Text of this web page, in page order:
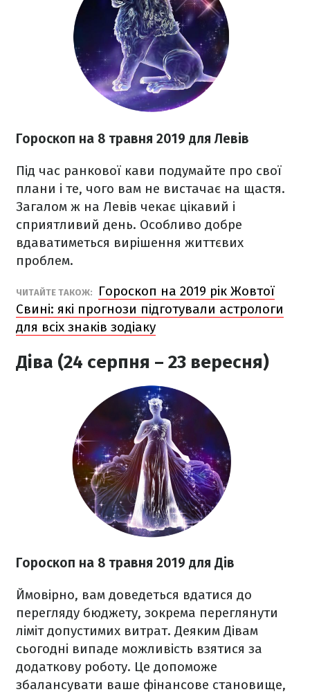
Гороскоп на 8 травня 2019 для Левів
Під час ранкової кави подумайте про свої
плани і те, чого вам не вистачає на щастя.
Загалом ж на Левів чекає цікавий і
сприятливий день. Особливо добре
вдаватиметься вирішення життєвих
проблем.
ЧИТАЙТЕ ТАКОЖ:
Гороскоп на 2019 рік Жовтої
Свині: які прогнози підготували астрологи
для всіх знаків зодіаку
Діва (24 серпня – 23 вересня)
Гороскоп на 8 травня 2019 для Дів
Ймовірно, вам доведеться вдатися до
перегляду бюджету, зокрема переглянути
ліміт допустимих витрат. Деяким Дівам
сьогодні випаде можливість взятися за
додаткову роботу. Це допоможе
збалансувати ваше фінансове становище,